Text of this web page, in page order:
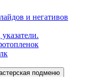
и негативов
подменю